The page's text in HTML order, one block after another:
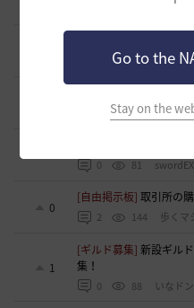
Go to the
Stay on the
まそん
107 威璃亜-
64 ドゥジ
0 81 swordEX
0
[自由掲示板]取引所の
2 144 歩くマ
1
[ギルド募集] 新設ギル
集！
0 88 いなドン